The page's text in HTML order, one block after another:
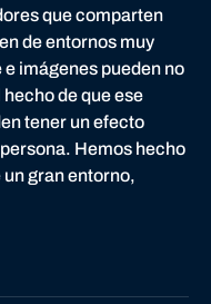
que comparten
de entornos muy
imágenes pueden no
de que ese
tener un efecto
Hemos hecho
gran entorno,